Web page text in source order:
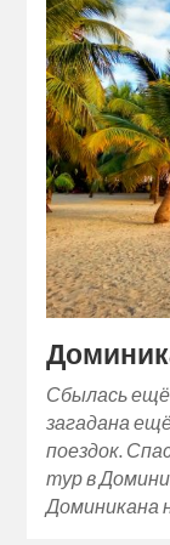
Сбылась
загадана
поездок.
тур в
Доминикана